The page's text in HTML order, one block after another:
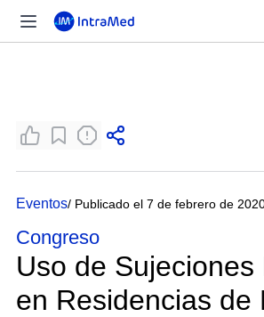
Eventos/ Publicado el 7 de febrero de
Congreso
Uso de Sujeciones
en Residencias de